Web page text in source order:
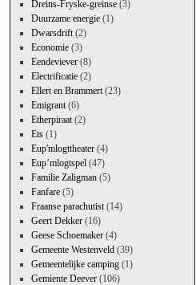
Dreins-Fryske-greinse(3)
Duurzame energie(1)
Dwarsdrift(2)
Economie(3)
Eendeviever(8)
Electrificatie(2)
Ellert en Brammert(23)
Emigrant(6)
Etherpiraat(2)
Ets(1)
Eup'mlogttheater(4)
Eup’mlogtspel(47)
Familie Zaligman(5)
Fanfare(5)
Fraanse parachutist(14)
Geert Dekker(16)
Geese Schoemaker(4)
Gemeente Westenveld(39)
Gemeentelijke camping(1)
Gemiente Deever(106)